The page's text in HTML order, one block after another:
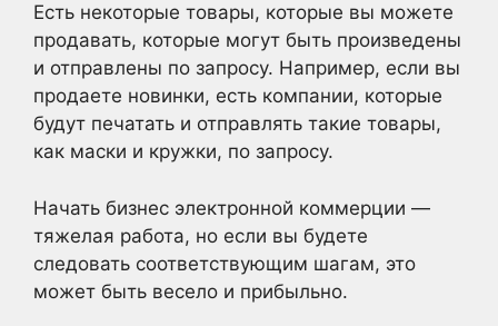
Есть некоторые товары, которые вы можете
продавать, которые могут быть произведены
и отправлены по запросу. Например, если вы
продаете новинки, есть компании, которые
будут печатать и отправлять такие товары,
как маски и кружки, по запросу.
Начать бизнес электронной коммерции —
тяжелая работа, но если вы будете
следовать соответствующим шагам, это
может быть весело и прибыльно.